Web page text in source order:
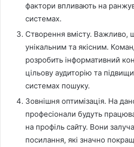
фактори впливають на
системах.
Створення вмісту. Важливо,
унікальним та якісним.
розробить інформативний
цільову аудиторію та
системах пошуку.
Зовнішня оптимізація. На
професіонали будуть
на профіль сайту. Вони
посилання, які значно